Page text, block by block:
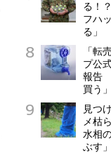
る！
フハ
る」
「転
プ公
報告
買う」
見つ
メ枯
水相
ぶす」